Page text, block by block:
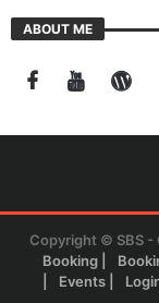
ABOUT ME
Copyright © SBS -
Booking
Events